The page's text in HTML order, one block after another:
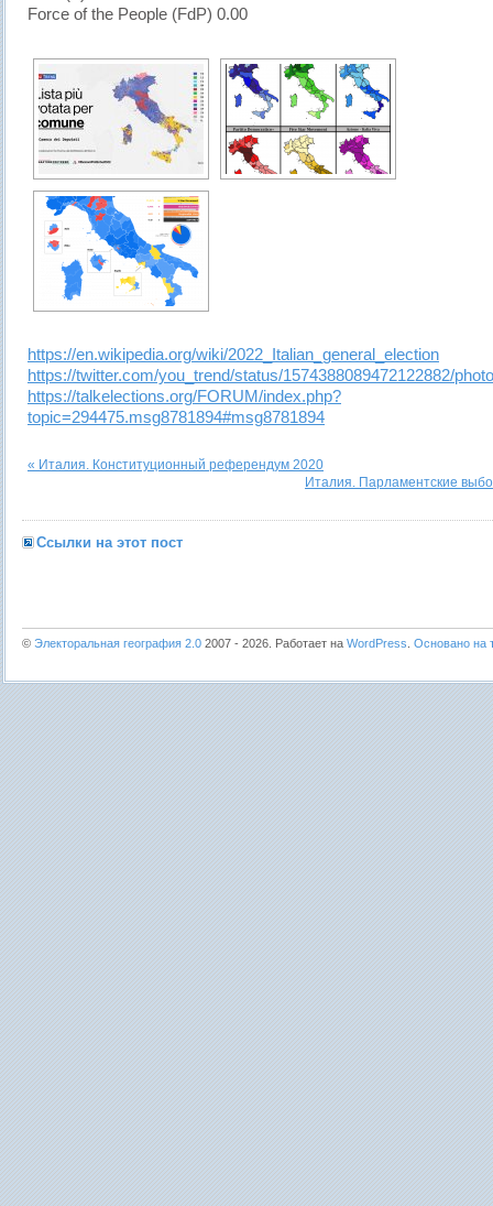
Force of the People (FdP) 0.00
https://en.wikipedia.org/wiki/2022_Italian_general_election
https://twitter.com/you_trend/status/1574388089472122882/
https://talkelections.org/FORUM/index.php?
topic=294475.msg8781894#msg8781894
« Италия. Конституционный референдум 2020
Италия. Парламентские
Ссылки на этот пост
© Электоральная география 2.0 2007 - 2026. Работает на WordPress Основано на